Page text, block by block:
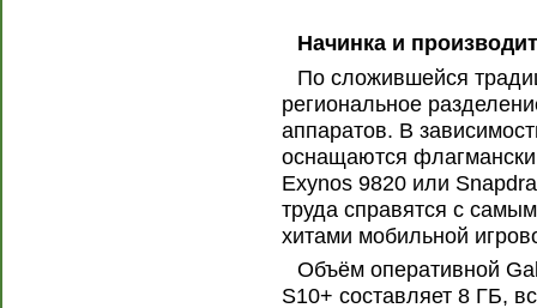
Начинка и
По сложившейся
региональное
аппаратов. В
оснащаются
Exynos 9820 или
труда справятся с
хитами мобильной
Объём оперативной
S10+ составляет 8 ГБ,